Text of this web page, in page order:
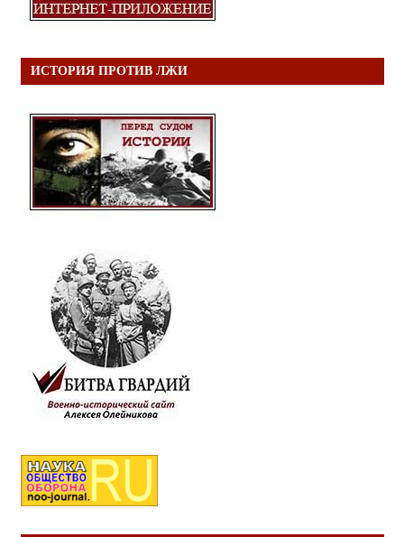
ИСТОРИЯ ПРОТИВ ЛЖИ